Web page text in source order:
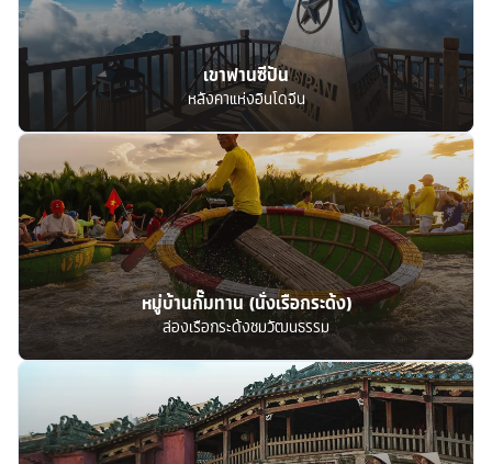
เขาฟานซีปัน
หลังคาแห่งอินโดจีน
หมู่บ้านกั๊มทาน (นั่งเรือกระด้ง)
ล่องเรือกระด้งชมวัฒนธรรม